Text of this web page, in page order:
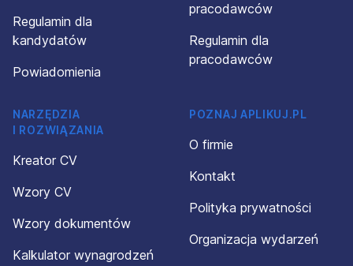
Regulamin dla
kandydatów
Powiadomienia
pracodawców
Regulamin dla
pracodawców
NARZĘDZIA
I ROZWIĄZANIA
Kreator CV
Wzory CV
Wzory dokumentów
Kalkulator wynagrodzeń
POZNAJ APLIKUJ.PL
O firmie
Kontakt
Polityka prywatności
Organizacja wydarzeń